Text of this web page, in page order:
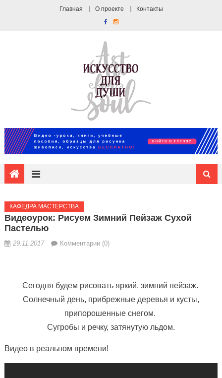
Главная О проекте Контакты
КАФЕДРА МАСТЕРСТВА
Видеоурок: Рисуем Зимний Пейзаж Сухой
Пастелью
29.11.2017 Комментарии (0)
Сегодня будем рисовать яркий, зимний пейзаж.
Солнечный день, прибрежные деревья и кусты,
припорошенные снегом.
Сугробы и речку, затянутую льдом.
Видео в реальном времени!